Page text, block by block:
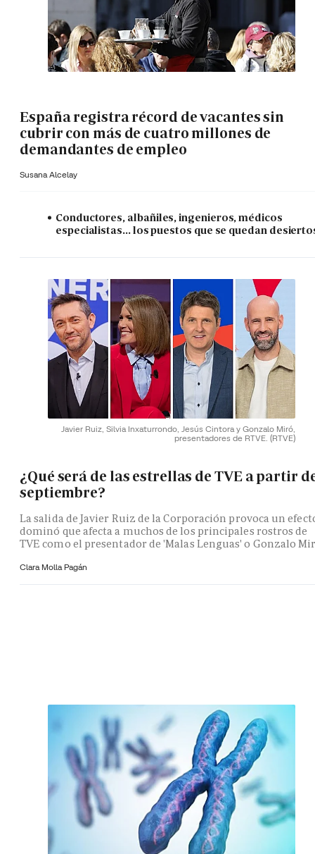
España registra récord de vacantes sin
cubrir con más de cuatro millones de
demandantes de empleo
Susana Alcelay
Conductores, albañiles, ingenieros, médicos
especialistas... los puestos que se quedan
Javier Ruiz, Silvia Inxaturrondo, Jesús Cintora y Gonzalo Miró,
presentadores de RTVE. (RTVE)
¿Qué será de las estrellas de TVE a partir
septiembre?
La salida de Javier Ruiz de la Corporación provoca un
dominó que afecta a muchos de los principales rostros de
TVE como el presentador de 'Malas Lenguas' o Gonzalo
Clara Molla Pagán